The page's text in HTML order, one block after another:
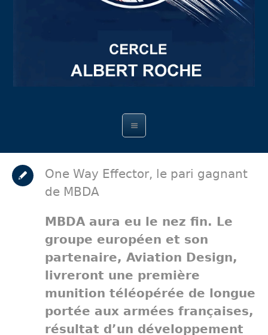
One Way Effector, le pari gagnant
de MBDA
MBDA aura eu le nez fin. Le
groupe européen et son
partenaire, Aviation Design,
livreront une première
munition téléopérée de longue
portée aux armées françaises,
résultat d’un développement